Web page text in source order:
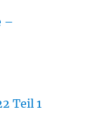
–
Teil 1